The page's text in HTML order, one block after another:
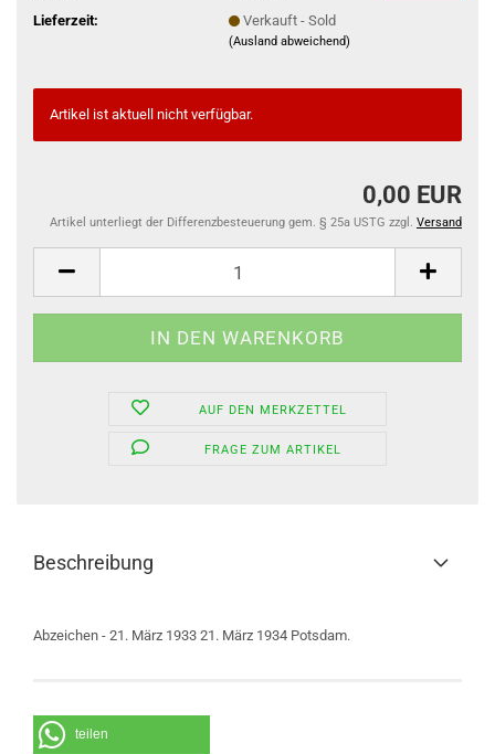
Lieferzeit:
Verkauft - Sold
(Ausland abweichend)
Artikel ist aktuell nicht verfügbar.
0,00 EUR
Artikel unterliegt der Differenzbesteuerung gem. § 25a USTG zzgl. Versand
AUF DEN MERKZETTEL
FRAGE ZUM ARTIKEL
Beschreibung
Abzeichen - 21. März 1933 21. März 1934 Potsdam.
teilen